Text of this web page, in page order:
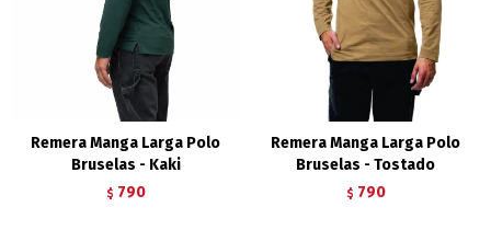
Remera Manga Larga Polo
Bruselas - Kaki
$ 790
Remera Manga Larga Polo
Bruselas - Tostado
$ 790